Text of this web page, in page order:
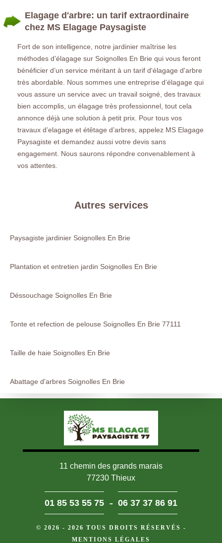
Elagage d'arbre: un tarif extraordinaire
chez MS Elagage Paysagiste
Fort de son intelligence, notre jardinier maîtrise les
méthodes d’élagage sur Soignolles En Brie qui vous feront
bénéficier d’un service méritant à un tarif d'élagage d'arbre
très abordable. Nous sommes une entreprise d’élagage qui
vous assure un service avec un travail soigné, des travaux
bien accomplis, un élagage très professionnel, tout cela
annonce déjà une solution à petit prix. Pour tous vos
travaux d’elagage et étêtage d’arbres, appelez MS Elagage
Paysagiste et demandez aussi votre devis sans
engagement. Nous saurons répondre convenablement à
vos attentes.
Autres services
Paysagiste jardinier Soignolles En Brie
Plantation et entretien jardin Soignolles En Brie
Déssouchage Soignolles En Brie
Tonte et refection de pelouse Soignolles En Brie 77111
Taille de haie Soignolles En Brie
Abattage d'arbres Soignolles En Brie
11 chemin des grands marais
77230 Thieux
01 85 53 55 75 - 06 37 37 86 91
© 2026 - 2026 TOUS DROITS RÉSERVÉS -
MENTIONS LÉGALES